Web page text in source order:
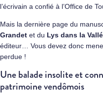
l’écrivain a confié à l’Office de
Mais la dernière page du
Grandet et du Lys dans la
éditeur… Vous devez donc
perdue !
Une balade insolite et
patrimoine vendômois